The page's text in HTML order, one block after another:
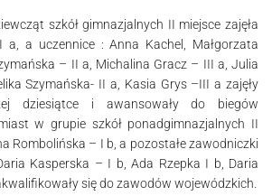
szkół gimnazjalnych II miejsce zajęła
a uczennice : Anna Kachel, Małgorzata
– II a, Michalina Gracz – III a, Julia
Szymańska- II a, Kasia Grys –III a zajęły
dziesiątce i awansowały do biegów
w grupie szkół ponadgimnazjalnych II
Rombolińska – I b, a pozostałe zawodniczki
Kasperska – I b, Ada Rzepka I b, Daria
się do zawodów wojewódzkich.